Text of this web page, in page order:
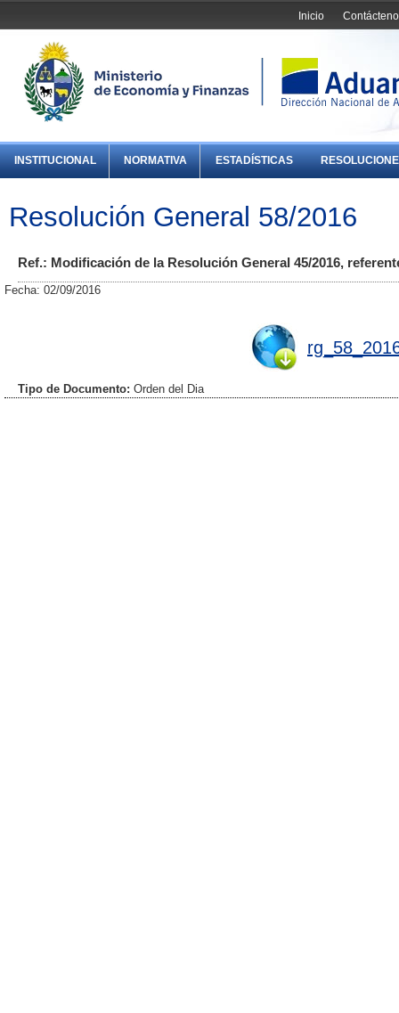
Inicio
INSTITUCIONAL NORMATIVA ESTADÍSTICAS
Resolución General 58/2016
Ref.: Modificación de la Resolución General 45/2016,
Fecha: 02/09/2016
Tipo de Documento: Orden del Dia